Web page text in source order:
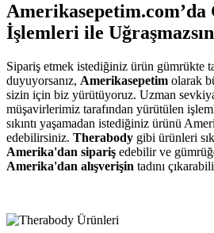
İşlemleri ile
Sipariş etmek istediğiniz ürün gümrükte
duyuyorsanız, Amerikasepetim olarak
sizin için biz yürütüyoruz. Uzman
müşavirlerimiz tarafından yürütülen
sıkıntı yaşamadan istediğiniz ürünü
edebilirsiniz. Therabody gibi ürünleri
Amerika'dan sipariş edebilir ve
Amerika'dan alışverişin tadını